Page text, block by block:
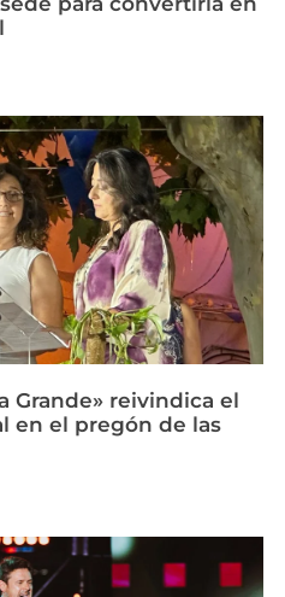
Grande» reivindica el
en el pregón de las